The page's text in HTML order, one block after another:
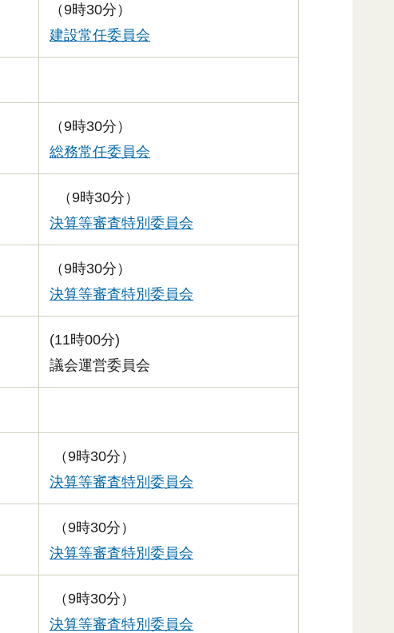
（9時30分）
建設常任委員会
（9時30分）
総務常任委員会
（9時30分）
決算等審査特別委員会
（9時30分）
決算等審査特別委員会
(11時00分)
議会運営委員会
（9時30分）
決算等審査特別委員会
（9時30分）
決算等審査特別委員会
（9時30分）
決算等審査特別委員会